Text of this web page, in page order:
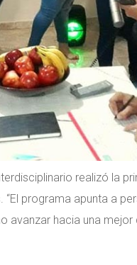
realizó la
“El programa apunta a
hacia una mejor